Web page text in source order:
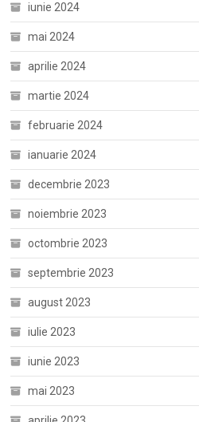
iunie 2024
mai 2024
aprilie 2024
martie 2024
februarie 2024
ianuarie 2024
decembrie 2023
noiembrie 2023
octombrie 2023
septembrie 2023
august 2023
iulie 2023
iunie 2023
mai 2023